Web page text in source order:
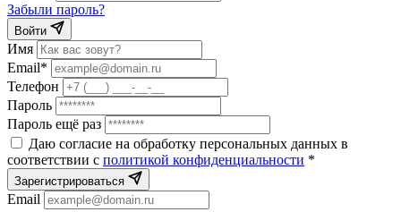
Забыли пароль?
Войти
Имя
Email*
Телефон
Пароль
Пароль ещё раз
Даю согласие на обработку персональных данных в
соответствии с политикой конфиденциальности *
Зарегистрироваться
Email